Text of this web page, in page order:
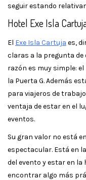
seguir estando
Hotel Exe Isla
El Exe Isla Cartuja es,
claras a la pregunta de
razón es muy simple:
la Puerta G. Además
para viajeros de
ventaja de estar en el
eventos.
Su gran valor no está
espectacular. Está en
del evento y estar en
encontrar algo más